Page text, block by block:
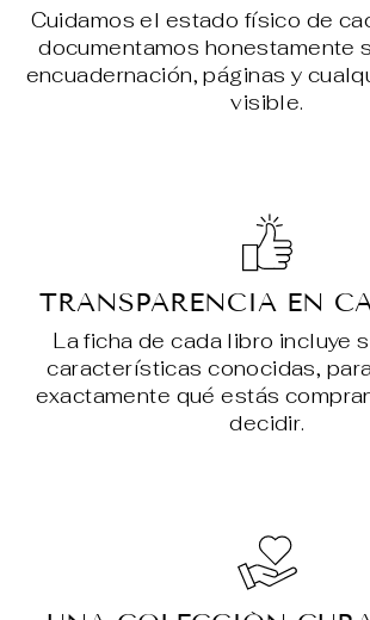
Cuidamos el estado físico de
documentamos honestamente
encuadernación, páginas y
visible.
TRANSPARENCIA EN
La ficha de cada libro incluye
características conocidas,
exactamente qué estás
decidir.